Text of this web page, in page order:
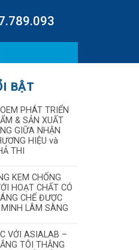
BẬT
PHÁT TRIỂN
& SẢN XUẤT
GIỮA NHẬN
HIỆU và
THI
KEM CHỐNG
HOẠT CHẤT CÓ
CHẾ ĐƯỢC
LÂM SÀNG
VỚI ASIALAB –
TÔI THẮNG